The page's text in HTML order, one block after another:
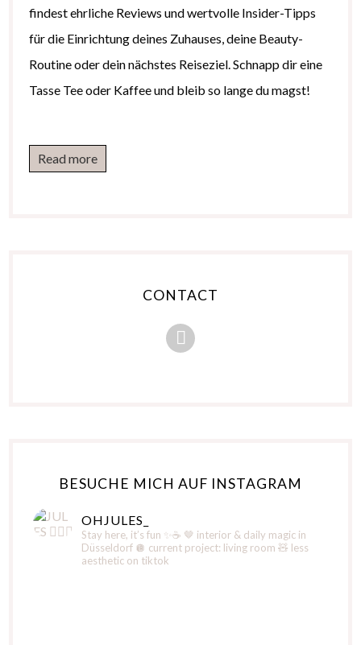
findest ehrliche Reviews und wertvolle Insider-Tipps
für die Einrichtung deines Zuhauses, deine Beauty-
Routine oder dein nächstes Reiseziel. Schnapp dir eine
Tasse Tee oder Kaffee und bleib so lange du magst!
Read more
CONTACT
BESUCHE MICH AUF INSTAGRAM
OHJULES_
Stay here, it’s fun ✨☕️ 🤎 interior & daily magic in
Düsseldorf 🪩 current project: living room 🧸 less
aesthetic on tiktok